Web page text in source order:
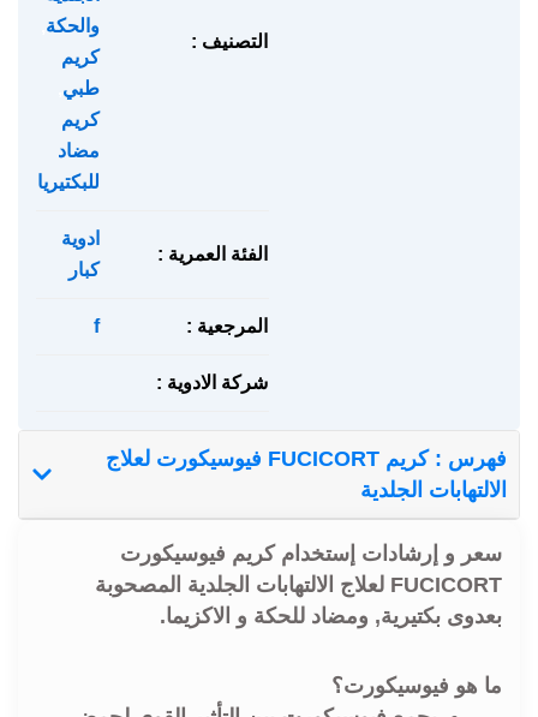
التصنيف :
والحكة
كريم
طبي
كريم
مضاد
للبكتيريا
الفئة العمرية :
ادوية
كبار
المرجعية : f
شركة الادوية :
فهرس : كريم FUCICORT فيوسيكورت لعلاج
الالتهابات الجلدية
سعر و إرشادات إستخدام كريم فيوسيكورت
FUCICORT لعلاج الالتهابات الجلدية المصحوبة
بعدوى بكتيرية, ومضاد للحكة و الاكزيما.
ما هو فيوسيكورت؟